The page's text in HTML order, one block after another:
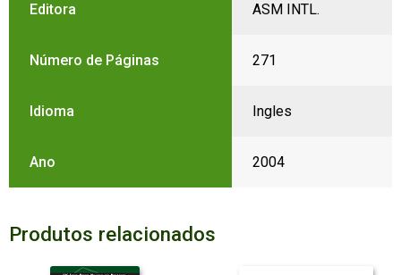
Editora ASM INTL.
Número de Páginas 271
Idioma Ingles
Ano 2004
Produtos relacionados